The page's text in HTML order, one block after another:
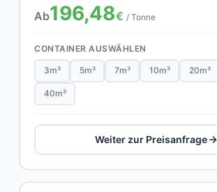
Ab196,48€ / Tonne
CONTAINER AUSWÄHLEN
3m³ 5m³ 7m³ 10m³ 20m³
40m³
Weiter zur Preisanfrage